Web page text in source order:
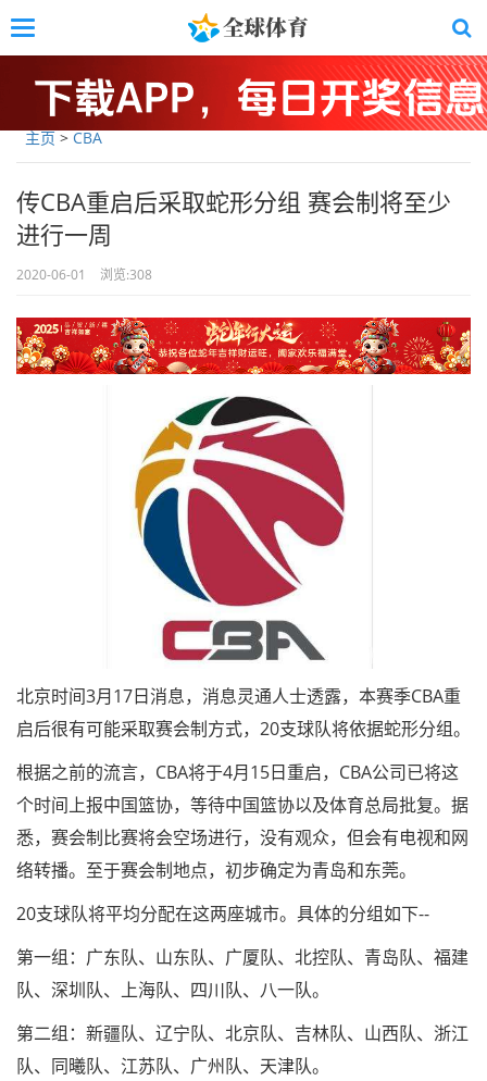
to
main
Toggle
主页>CBA
传CBA重启后采取蛇形分组 赛会制将至少
进行一周
2020-06-01 浏览:308
北京时间3月17日消息，消息灵通人士透露，本赛季CBA重
启后很有可能采取赛会制方式，20支球队将依据蛇形分组。
根据之前的流言，CBA将于4月15日重启，CBA公司已将这
个时间上报中国篮协，等待中国篮协以及体育总局批复。据
悉，赛会制比赛将会空场进行，没有观众，但会有电视和网
络转播。至于赛会制地点，初步确定为青岛和东莞。
20支球队将平均分配在这两座城市。具体的分组如下--
第一组：广东队、山东队、广厦队、北控队、青岛队、福建
队、深圳队、上海队、四川队、八一队。
第二组：新疆队、辽宁队、北京队、吉林队、山西队、浙江
队、同曦队、江苏队、广州队、天津队。